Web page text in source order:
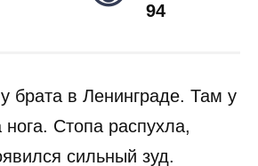
94
брата в Ленинграде. Там у
Стопа распухла,
сильный зуд.